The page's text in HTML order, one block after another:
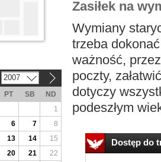
Zasiłek na
Wymiany
trzeba
ważność,
poczty,
dotyczy
podeszłym
Dostęp do
2007
PT SB
ND
1
6 7
8
13 14
15
20 21
22